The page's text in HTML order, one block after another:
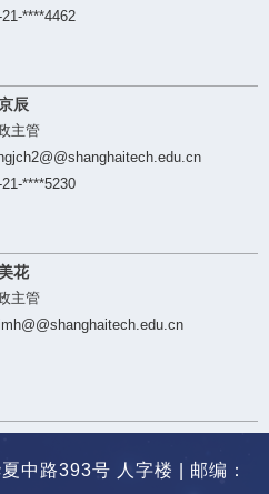
****4462
辰
主管
****5230
花
主管
中路393号 人字楼 | 邮编：